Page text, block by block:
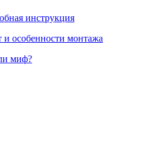
инструкция
и особенности монтажа
миф?